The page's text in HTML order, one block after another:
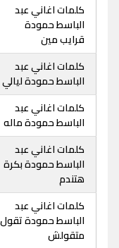
كلمات اغاني عبد
الباسط حمودة
قرايب مين
كلمات اغاني عبد
الباسط حمودة ليالي
كلمات اغاني عبد
الباسط حمودة ماله
كلمات اغاني عبد
الباسط حمودة بكرة
هتندم
كلمات اغاني عبد
الباسط حمودة تقول
متقولش